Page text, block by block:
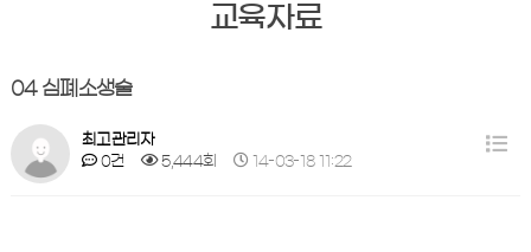
교육자료
04 심폐소생술
최고관리자
0건
5,444회 14-03-18 11:22